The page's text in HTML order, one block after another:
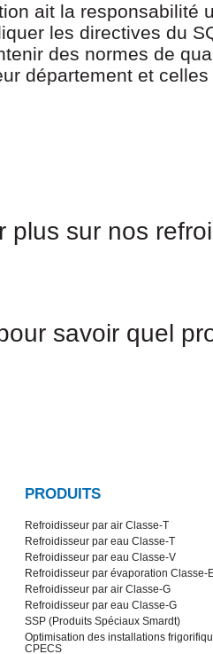
ait la responsabilité
les directives du
des normes de
département et celles
plus sur nos
savoir quel
PRODUITS
Refroidisseur par air Classe-T
Refroidisseur par eau Classe-T
Refroidisseur par eau Classe-V
Refroidisseur par évaporation Classe-
Refroidisseur par air Classe-G
Refroidisseur par eau Classe-G
SSP (Produits Spéciaux Smardt)
Optimisation des installations
CPECS